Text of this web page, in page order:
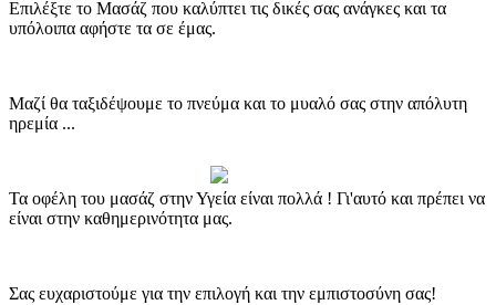
Επιλέξτε το Μασάζ που καλύπτει τις δικές σας ανάγκες και τα
υπόλοιπα αφήστε τα σε έμας.
Μαζί θα ταξιδέψουμε το πνεύμα και το μυαλό σας στην απόλυτη
ηρεμία ...
Τα οφέλη του μασάζ στην Υγεία είναι πολλά ! Γι'αυτό και πρέπει να
είναι στην καθημερινότητα μας.
Σας ευχαριστούμε για την επιλογή και την εμπιστοσύνη σας!